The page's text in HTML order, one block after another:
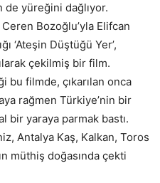
de yüreğini dağlıyor.
Bozoğlu’yla Elifcan
‘Ateşin Düştüğü Yer’,
çekilmiş bir film.
bu filmde, çıkarılan onca
rağmen Türkiye’nin bir
bir yaraya parmak bastı.
Antalya Kaş, Kalkan, Toros
müthiş doğasında çekti